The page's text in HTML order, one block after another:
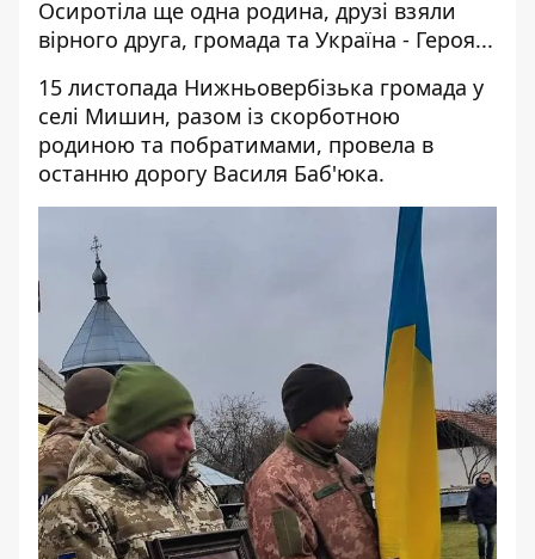
Осиротіла ще одна родина, друзі взяли
вірного друга, громада та Україна - Героя...
15 листопада Нижньовербізька громада у
селі Мишин, разом із скорботною
родиною та побратимами, провела в
останню дорогу Василя Баб'юка.